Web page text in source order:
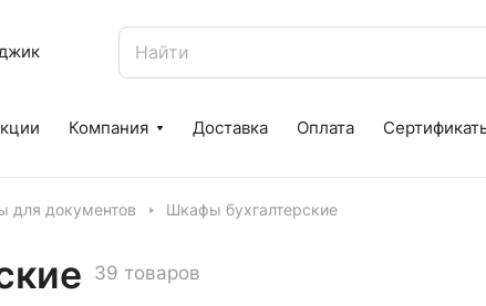
Компания Доставка Оплата
для документов Шкафы бухгалтерские
39 товаров